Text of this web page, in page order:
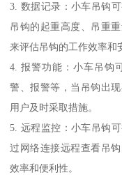
3. 数据记录：小车吊钩
吊钩的起重高度、吊重
来评估吊钩的工作效率和
4. 报警功能：小车吊钩
警、报警等，当吊钩出
用户及时采取措施。
5. 远程监控：小车吊钩
过网络连接远程查看吊
效率和便利性。